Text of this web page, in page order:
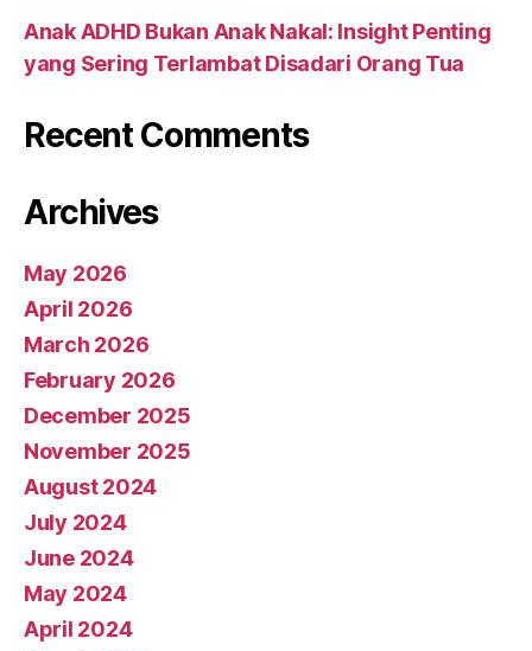
Anak ADHD Bukan Anak Nakal: Insight Penting
yang Sering Terlambat Disadari Orang Tua
Recent Comments
Archives
May 2026
April 2026
March 2026
February 2026
December 2025
November 2025
August 2024
July 2024
June 2024
May 2024
April 2024